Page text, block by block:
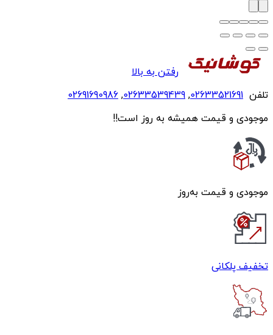
رفتن به بالا
تلفن 02633521691
,
02633539439
,
02691690986
موجودی و قیمت همیشه به روز است!!
موجودی و قیمت به‌روز
تخفیف پلکانی